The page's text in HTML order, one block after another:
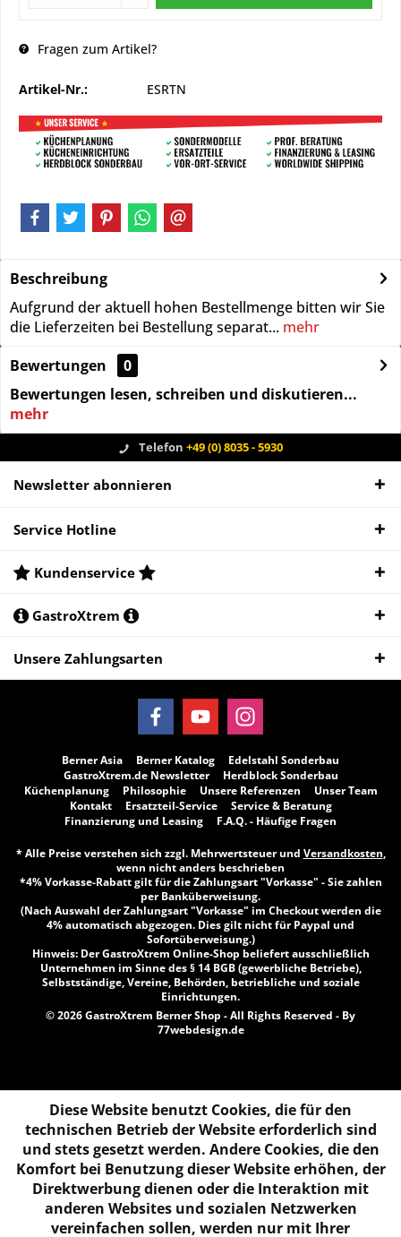
Fragen zum Artikel?
Artikel-Nr.: ESRTN
Beschreibung
Aufgrund der aktuell hohen Bestellmenge bitten wir Sie
die Lieferzeiten bei Bestellung separat... mehr
Bewertungen
0
Bewertungen lesen, schreiben und diskutieren...
mehr
Telefon +49 (0) 8035 - 5930
Newsletter abonnieren
Service Hotline
Kundenservice
GastroXtrem
Unsere Zahlungsarten
Berner Asia Berner Katalog
Edelstahl Sonderbau
GastroXtrem.de Newsletter
Herdblock Sonderbau
Küchenplanung
Philosophie Unsere Referenzen
Unser Team
Kontakt
Ersatzteil-Service
Service & Beratung
Finanzierung und Leasing
F.A.Q. - Häufige Fragen
* Alle Preise verstehen sich zzgl. Mehrwertsteuer und Versandkosten,
wenn nicht anders beschrieben
*4% Vorkasse-Rabatt gilt für die Zahlungsart "Vorkasse" - Sie zahlen
per Banküberweisung.
(Nach Auswahl der Zahlungsart "Vorkasse" im Checkout werden die
4% automatisch abgezogen. Dies gilt nicht für Paypal und
Sofortüberweisung.)
Hinweis: Der GastroXtrem Online-Shop beliefert ausschließlich
Unternehmen im Sinne des § 14 BGB (gewerbliche Betriebe),
Selbstständige, Vereine, Behörden, betriebliche und soziale
Einrichtungen.
© 2026 GastroXtrem Berner Shop - All Rights Reserved - By
77webdesign.de
Diese Website benutzt Cookies, die für den
technischen Betrieb der Website erforderlich sind
und stets gesetzt werden. Andere Cookies, die den
Komfort bei Benutzung dieser Website erhöhen, der
Direktwerbung dienen oder die Interaktion mit
anderen Websites und sozialen Netzwerken
vereinfachen sollen, werden nur mit Ihrer